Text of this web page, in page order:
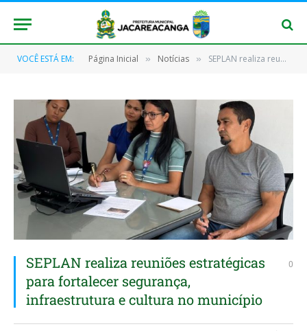
VOCÊ ESTÁ EM: Página Inicial » Notícias » SEPLAN realiza reuniões estratégicas para fortalecer segurança, infraestrutura e cultura no município
SEPLAN realiza reuniões estratégicas
para fortalecer segurança,
infraestrutura e cultura no município
0